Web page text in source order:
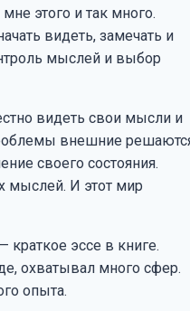
этого и так много.
видеть, замечать и
мыслей и выбор
видеть свои мысли и
внешние
своего состояния.
мыслей. И этот мир
эссе в книге.
охватывал много сфер.
опыта.